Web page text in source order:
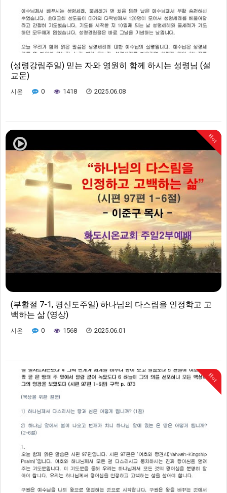
(성령강림주일) 믿는 자와 영원히 함께 하시는 성령님 (설
교문)
시온 0 1418 2025.06.08
Hot
(부활절 7-1, 평신도주일) 하나님의 다스림을 인정학고 고
백하는 삶 (영상)
시온 0 1568 2025.06.01
Hot